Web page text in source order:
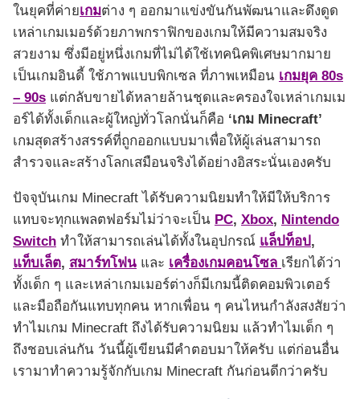
ในยุคที่ค่ายเกมต่าง ๆ ออกมาแข่งขันกันพัฒนาและดึงดูด
เหล่าเกมเมอร์ด้วยภาพกราฟิกของเกมให้มีความสมจริง
สวยงาม ซึ่งมีอยู่หนึ่งเกมที่ไม่ได้ใช้เทคนิคพิเศษมากมาย
เป็นเกมอินดี้ ใช้ภาพแบบพิกเซล ที่ภาพเหมือน เกมยุค 80s
– 90s แต่กลับขายได้หลายล้านชุดและครองใจเหล่าเกมเม
อร์ได้ทั้งเด็กและผู้ใหญ่ทั่วโลกนั่นก็คือ ‘เกม Minecraft’
เกมสุดสร้างสรรค์ที่ถูกออกแบบมาเพื่อให้ผู้เล่นสามารถ
สำรวจและสร้างโลกเสมือนจริงได้อย่างอิสระนั่นเองครับ
ปัจจุบันเกม Minecraft ได้รับความนิยมทำให้มีให้บริการ
แทบจะทุกแพลตฟอร์มไม่ว่าจะเป็น PC, Xbox, Nintendo
Switch ทำให้สามารถเล่นได้ทั้งในอุปกรณ์ แล็ปท็อป,
แท็บเล็ต, สมาร์ทโฟน และ เครื่องเกมคอนโซล เรียกได้ว่า
ทั้งเด็ก ๆ และเหล่าเกมเมอร์ต่างก็มีเกมนี้ติดคอมพิวเตอร์
และมือถือกันแทบทุกคน หากเพื่อน ๆ คนไหนกำลังสงสัยว่า
ทำไมเกม Minecraft ถึงได้รับความนิยม แล้วทำไมเด็ก ๆ
ถึงชอบเล่นกัน วันนี้ผู้เขียนมีคำตอบมาให้ครับ แต่ก่อนอื่น
เรามาทำความรู้จักกับเกม Minecraft กันก่อนดีกว่าครับ